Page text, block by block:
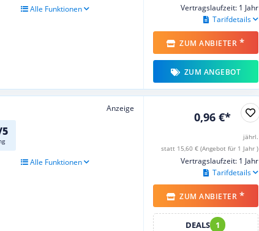
Alle Funktionen
Vertragslaufzeit: 1 Jahr
Tarifdetails
ZUM ANBIETER *
ZUM ANGEBOT
Anzeige
Alle Funktionen
0,96 €*
jährl.
statt 15,60 € (Angebot für 1 Jahr )
Vertragslaufzeit: 1 Jahr
Tarifdetails
ZUM ANBIETER *
DEALS 1